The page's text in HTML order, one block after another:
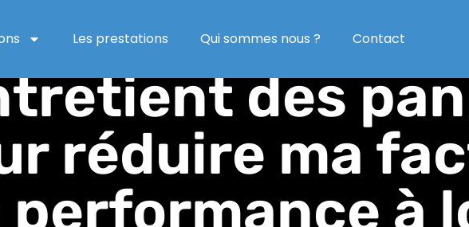
Les prestations Qui sommes nous ? Contact
une
des
réduire ma
à